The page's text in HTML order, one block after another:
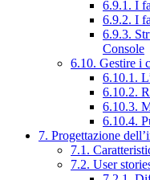
6.9.1. I
6.9.2. I
6.9.3.
Console
6.10. Gestire i
6.10.1.
6.10.2.
6.10.3.
6.10.4.
7. Progettazione
7.1.
7.2. User